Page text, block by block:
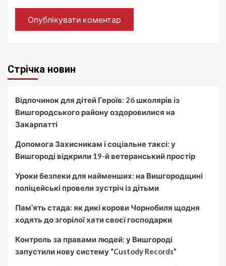
Стрічка новин
Відпочинок для дітей Героїв: 26 школярів із
Вишгородського району оздоровилися на
Закарпатті
Допомога Захисникам і соціальне таксі: у
Вишгороді відкрили 19-й ветеранський простір
Уроки безпеки для найменших: на Вишгородщині
поліцейські провели зустріч із дітьми
Пам’ять стада: як дикі корови Чорнобиля щодня
ходять до згорілої хати своєї господарки
Контроль за правами людей: у Вишгороді
запустили нову систему “Custody Records”